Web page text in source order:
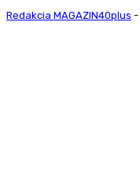
Redakcia MAGAZIN40plus -